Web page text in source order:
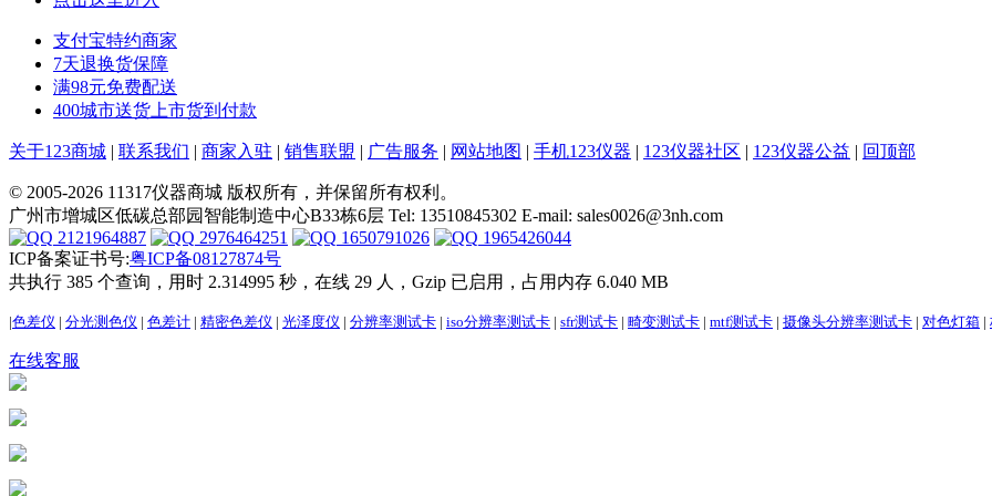
支付宝特约商家
7天退换货保障
满98元免费配送
400城市送货上市货到付款
关于123商城 | 联系我们 | 商家入驻 | 销售联盟 | 广告服务 | 网站地图 | 手机123仪器 | 123仪器社区 | 123仪器公益 | 回顶部
© 2005-2026 11317仪器商城 版权所有，并保留所有权利。
广州市增城区低碳总部园智能制造中心B33栋6层 Tel: 13510845302 E-mail: sales0026@3nh.com
2121964887
2976464251 1650791026
1965426044
ICP备案证书号:粤ICP备08127874号
共执行 385 个查询，用时 2.314995 秒，在线 29 人，Gzip 已启用，占用内存 6.040 MB
|色差仪 | 分光测色仪 | 色差计 | 精密色差仪 | 光泽度仪 | 分辨率测试卡 | iso分辨率测试卡 | sfr测试卡 | 畸变测试卡 | mtf测试卡 | 摄像头分辨率测试卡 | 对色灯箱 |
在线客服